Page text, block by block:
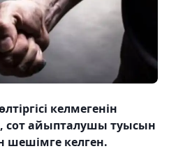
келмегенін
сот айыпталушы туысын
шешімге келген.